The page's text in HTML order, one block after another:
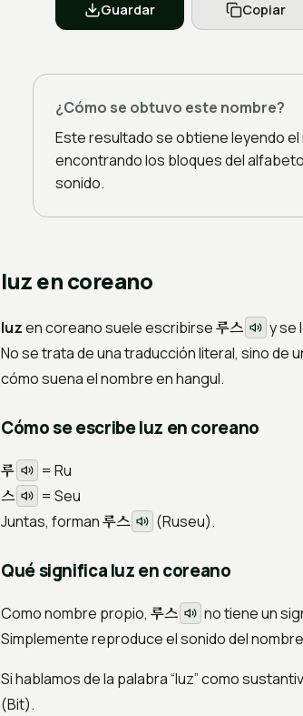
Guardar Copiar
¿Cómo se obtuvo este nombre?
Este resultado se obtiene leyendo
encontrando los bloques del
sonido.
luz en coreano
luzen coreano suele escribirse루스 y se
No se trata de una traducción literal, sino de
cómo suena el nombre en hangul.
Cómo se escribe luz en coreano
루 = Ru
스 = Seu
Juntas, forman루스 (Ruseu).
Qué significa luz en coreano
Como nombre propio, 루스
no tiene un
Simplemente reproduce el sonido del nombre
Si hablamos de la palabra “luz” como
(Bit).